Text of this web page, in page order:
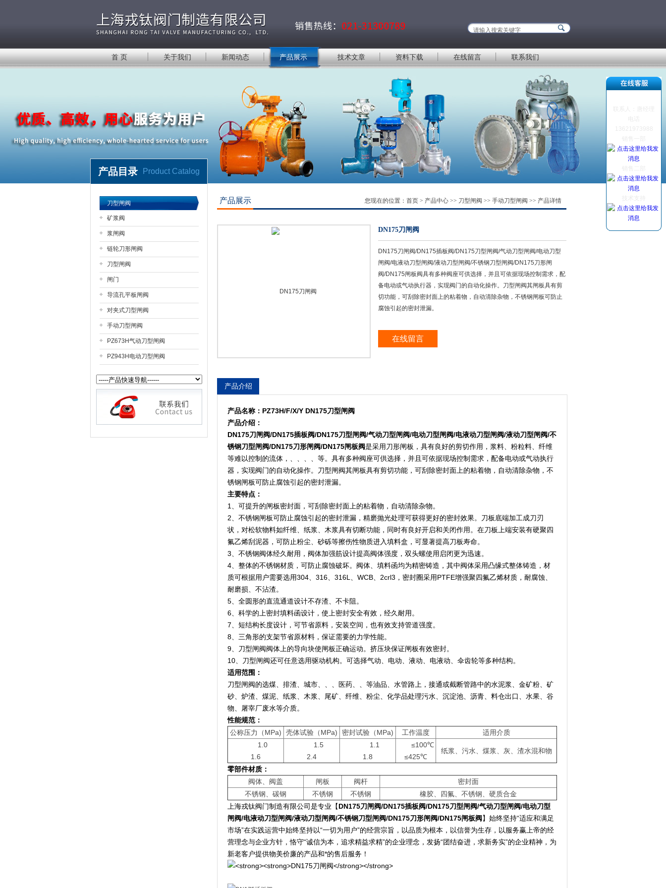
上海戎钛阀门制造有限公司
首 页 关于我们 新闻动态 产品展示 技术文章 资料下载 在线留言 联系我们
产品目录 Product Catalog
刀型闸阀
矿浆阀
浆闸阀
链轮刀形闸阀
刀型闸阀
闸门
导流孔平板闸阀
对夹式刀型闸阀
手动刀型闸阀
PZ673H气动刀型闸阀
PZ943H电动刀型闸阀
产品展示 您现在的位置： 首页 > 产品中心 >> 刀型闸阀 >> 手动刀型闸阀 >> 产品详情
DN175刀闸阀
DN175刀闸阀/DN175插板阀/DN175刀型闸阀/气动刀型闸阀/电动刀型
闸阀/电液动刀型闸阀/液动刀型闸阀/不锈钢刀型闸阀/DN175刀形闸
阀/DN175闸板阀具有多种阀座可供选择，并且可依据现场控制需求，配
备电动或气动执行器，实现阀门的自动化操作。刀型闸阀其闸板具有剪
切功能，可刮除密封面上的粘着物，自动清除杂物，不锈钢闸板可防止
腐蚀引起的密封泄漏。
在线留言
产品介绍
产品名称： PZ73H/F/X/Y DN175刀型闸阀
产品介绍：
DN175刀闸阀/DN175插板阀/DN175刀型闸阀/气动刀型闸阀/电动刀型闸阀/电液动刀型闸阀/液动刀型闸阀/不
锈钢刀型闸阀/DN175刀形闸阀/DN175闸板阀是采用刀形闸板，具有良好的剪切作用，浆料、粉粒料、纤维
等难以控制的流体，、、、、等。具有多种阀座可供选择，并且可依据现场控制需求，配备电动或气动执行
器，实现阀门的自动化操作。刀型闸阀其闸板具有剪切功能，可刮除密封面上的粘着物，自动清除杂物，不
锈钢闸板可防止腐蚀引起的密封泄漏。
主要特点：
1、可提升的闸板密封面，可刮除密封面上的粘着物，自动清除杂物。
2、不锈钢闸板可防止腐蚀引起的密封泄漏，精磨抛光处理可获得更好的密封效果。刀板底端加工成刀刃
状，对松软物料如纤维、纸浆、木浆具有切断功能，同时有良好开启和关闭作用。在刀板上端安装有硬聚四
氟乙烯刮泥器，可防止粉尘、砂砾等擦伤性物质进入填料盒，可显著提高刀板寿命。
3、不锈钢阀体经久耐用，阀体加强筋设计提高阀体强度，双头螺使用启闭更为迅速。
4、整体的不锈钢材质，可防止腐蚀破坏。阀体、填料函均为精密铸造，其中阀体采用凸缘式整体铸造，材
质可根据用户需要选用304、316、316L、WCB、2crl3，密封圈采用PTFE增强聚四氟乙烯材质，耐腐蚀、
耐磨损、不沾渣。
5、全圆形的直流通道设计不存渣、不卡阻。
6、科学的上密封填料函设计，使上密封安全有效，经久耐用。
7、短结构长度设计，可节省原料，安装空间，也有效支持管道强度。
8、三角形的支架节省原材料，保证需要的力学性能。
9、刀型闸阀阀体上的导向块使闸板正确运动。挤压块保证闸板有效密封。
10、刀型闸阀还可任意选用驱动机构。可选择气动、电动、液动、电液动、伞齿轮等多种结构。
适用范围：
刀型闸阀的选煤、排渣、城市、、、医药、、等油品、水管路上，接通或截断管路中的水泥浆、金矿粉、矿
砂、炉渣、煤泥、纸浆、木浆、尾矿、纤维、粉尘、化学品处理污水、沉淀池、沥青、料仓出口、水果、谷
物、屠宰厂废水等介质。
性能规范：
公称压力（MPa)
壳体试验（MPa) 密封试验（MPa) 工作温度
适用介质
1.0
1.6
1.5
2.4
1.1
1.8
≤100℃
≤425℃
纸浆、污水、煤浆、灰、渣水混和物
零部件材质：
阀体、阀盖
闸板 阀杆
密封面
不锈钢、碳钢
不锈钢 不锈钢
橡胶、四氟、不锈钢、硬质合金
上海戎钛阀门制造有限公司是专业【DN175刀闸阀/DN175插板阀/DN175刀型闸阀/气动刀型闸阀/电动刀型
闸阀/电液动刀型闸阀/液动刀型闸阀/不锈钢刀型闸阀/DN175刀形闸阀/DN175闸板阀 】始终坚持“适应和满足
市场”在实践运营中始终坚持以“一切为用户”的经营宗旨，以品质为根本，以信誉为生存，以服务赢上帝的经
营理念与企业方针，恪守“诚信为本，追求精益求精”的企业理念，发扬“团结奋进，求新务实”的企业精神，为
新老客户提供物美价廉的产品和*的售后服务！